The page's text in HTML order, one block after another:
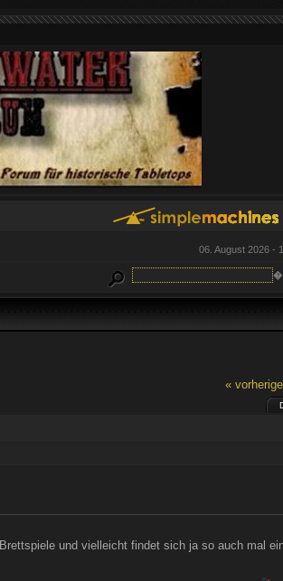
06. August 2026 -
«
und vielleicht findet sich ja so auch mal